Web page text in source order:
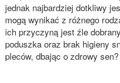
jednak najbardziej dotkliwy
mogą wynikać z różnego
ich przyczyną jest źle
poduszka oraz brak higieny
pleców, dbając o zdrowy sen?